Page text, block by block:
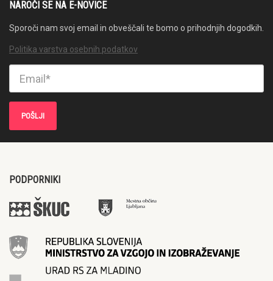
NAROČI SE NA E-NOVICE
Sporoči nam svoj email in obveščali te bomo o prihodnjih dogodkih.
Politika varstva osebnih podatkov
PODPORNIKI